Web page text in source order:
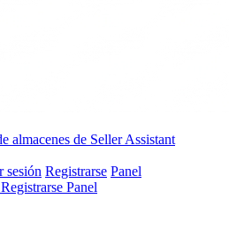
almacenes de Seller Assistant
sesión Registrarse Panel
Registrarse Panel